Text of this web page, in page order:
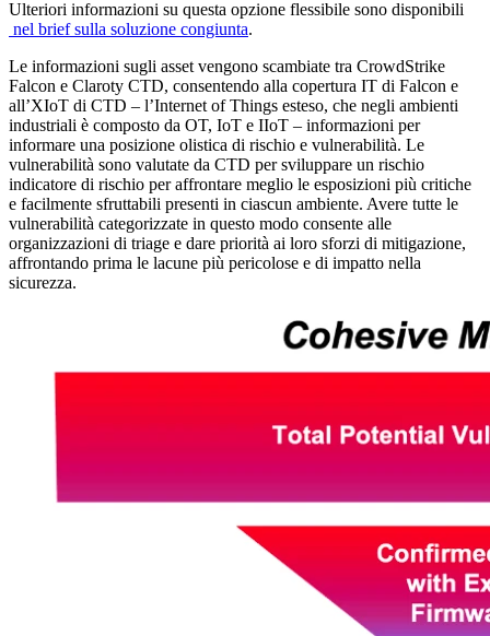
Ulteriori informazioni su questa opzione flessibile sono disponibili
nel brief sulla soluzione congiunta.
Le informazioni sugli asset vengono scambiate tra CrowdStrike
Falcon e Claroty CTD, consentendo alla copertura IT di Falcon e
all’XIoT di CTD – l’Internet of Things esteso, che negli ambienti
industriali è composto da OT, IoT e IIoT – informazioni per
informare una posizione olistica di rischio e vulnerabilità. Le
vulnerabilità sono valutate da CTD per sviluppare un rischio
indicatore di rischio per affrontare meglio le esposizioni più critiche
e facilmente sfruttabili presenti in ciascun ambiente. Avere tutte le
vulnerabilità categorizzate in questo modo consente alle
organizzazioni di triage e dare priorità ai loro sforzi di mitigazione,
affrontando prima le lacune più pericolose e di impatto nella
sicurezza.